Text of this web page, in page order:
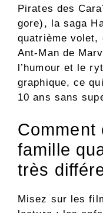
Pirates des
gore), la saga
quatrième volet,
Ant-Man de
l’humour et le
graphique, ce
10 ans sans
Comment
famille
très
Misez sur les